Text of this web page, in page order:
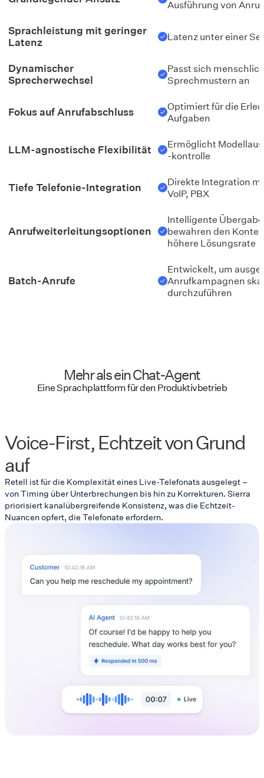
Ausführung von
Sprachleistung mit geringer
Latenz
Latenz unter einer
Dynamischer
Sprecherwechsel
Passt sich
Sprechmustern an
Fokus auf Anrufabschluss
Optimiert für die
Aufgaben
LLM-agnostische Flexibilität
Ermöglicht
-kontrolle
Tiefe Telefonie-Integration
Direkte Integration
VoIP, PBX
Anrufweiterleitungsoptionen
Intelligente
bewahren den
höhere Lösungsrate
Batch-Anrufe
Entwickelt, um
Anrufkampagnen
durchzuführen
Mehr als ein Chat-Agent
Eine Sprachplattform für den Produktivbetrieb
Voice-First, Echtzeit von Grund
auf
Retell ist für die Komplexität eines Live-Telefonats ausgelegt –
von Timing über Unterbrechungen bis hin zu Korrekturen. Sierra
priorisiert kanalübergreifende Konsistenz, was die Echtzeit-
Nuancen opfert, die Telefonate erfordern.